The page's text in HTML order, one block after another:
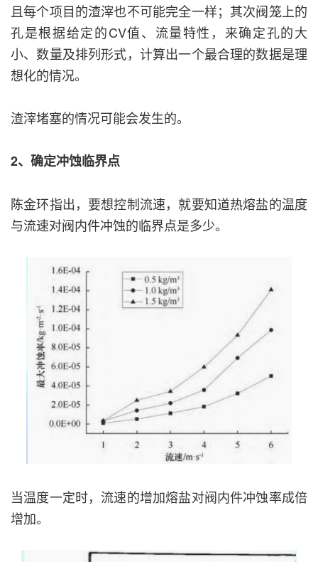
且每个项目的渣滓也不可能完全一样；其次阀笼上的
孔是根据给定的CV值、流量特性，来确定孔的大
小、数量及排列形式，计算出一个最合理的数据是理
想化的情况。
渣滓堵塞的情况可能会发生的。
2、确定冲蚀临界点
陈金环指出，要想控制流速，就要知道热熔盐的温度
与流速对阀内件冲蚀的临界点是多少。
当温度一定时，流速的增加熔盐对阀内件冲蚀率成倍
增加。